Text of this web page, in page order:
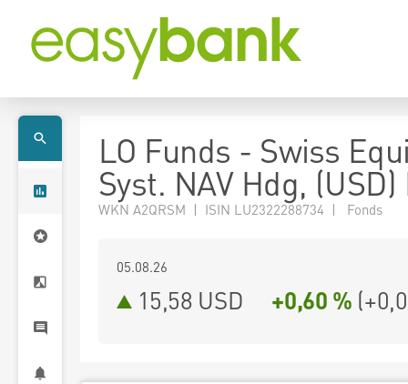
LO Funds - Swiss
Syst. NAV Hdg, (USD)
WKN A2QRSM | ISIN LU2322288734 | Fonds
05.08.26
15,58 USD +0,60 % (